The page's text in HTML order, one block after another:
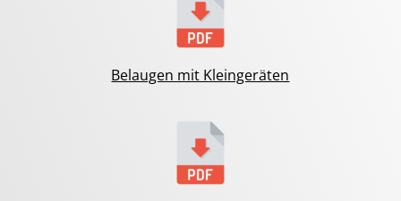
Belaugen mit Kleingeräten